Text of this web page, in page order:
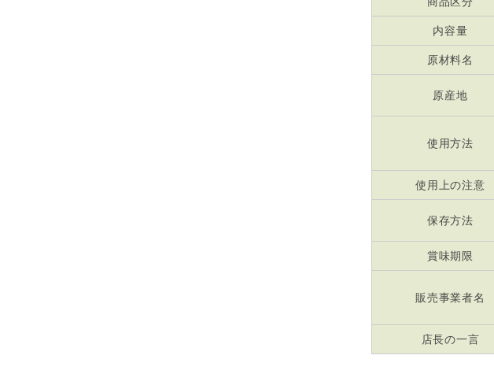
内容量
原材料名
原産地
使用方法
使用上の注意
保存方法
賞味期限
販売事業者名
店長の一言